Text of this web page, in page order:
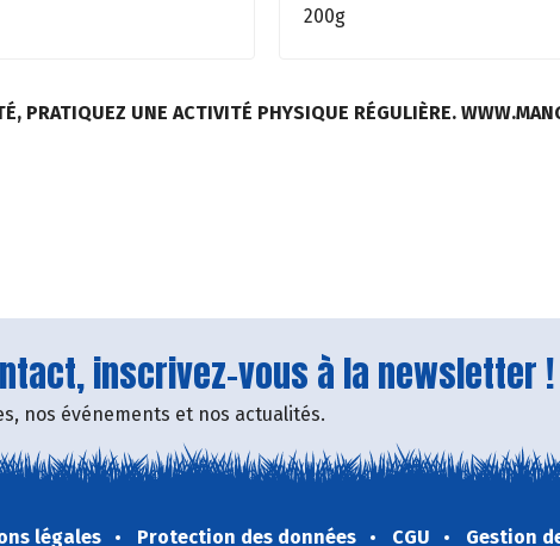
200g
PRATIQUEZ UNE ACTIVITÉ PHYSIQUE RÉGULIÈRE.
inscrivez-vous à la newsletter !
nos événements et nos actualités.
légales Protection des données CGU Gestion